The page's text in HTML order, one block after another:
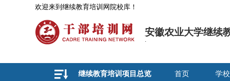
欢迎来到继续教育培训网院校库！
安徽农业大学继续
首页 学
继续教育培训项目总览